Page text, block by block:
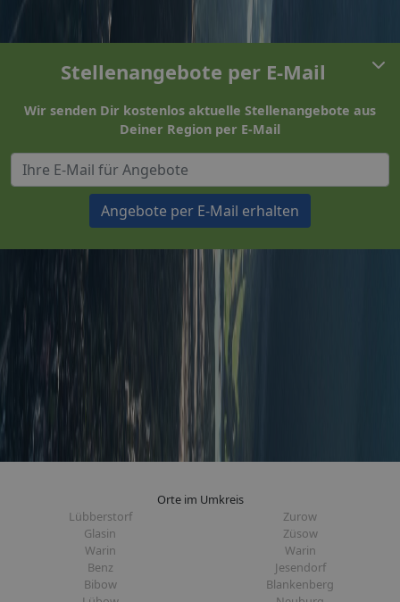
Stellenangebote per E-Mail
Wir senden Dir kostenlos aktuelle Stellenangebote aus
Deiner Region per E-Mail
Angebote per E-Mail erhalten
Orte im Umkreis
Lübberstorf
Zurow
Glasin
Züsow
Warin
Warin
Benz
Jesendorf
Bibow
Blankenberg